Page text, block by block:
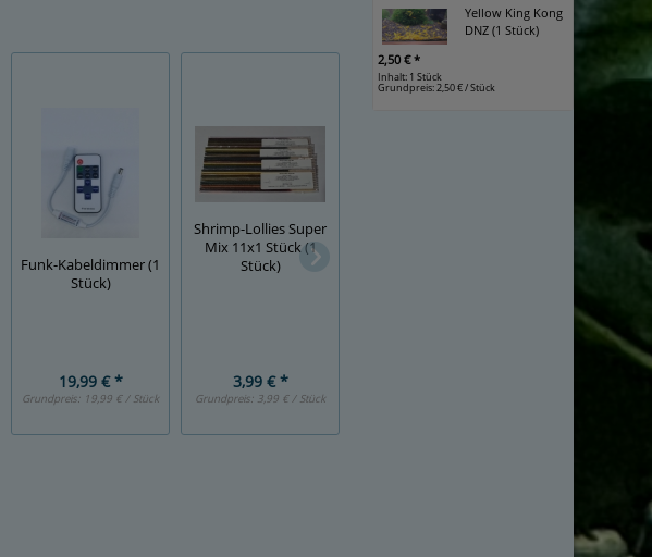
Funk-Kabeldimmer (1
Stück)
19,99 € *
Grundpreis: 19,99 € / Stück
Shrimp-Lollies Super
Mix 11x1 Stück (1
Stück)
3,99 € *
Grundpreis: 3,99 € / Stück
Vukaholz -
Yellow King Kong
DNZ (1 Stück)
2,50 € *
Inhalt: 1 Stück
Grundpreis:2,50 € / Stück